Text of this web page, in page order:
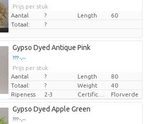
Prijs per stuk
Aantal
? Length
60
Totaal:
?
Gypso Dyed Antique Pink
??? -,--
Prijs per stuk
Aantal
? Length
80
Totaal:
? Weight
40
Ripeness
2-3 Florverde
Gypso Dyed Apple Green
??? -,--